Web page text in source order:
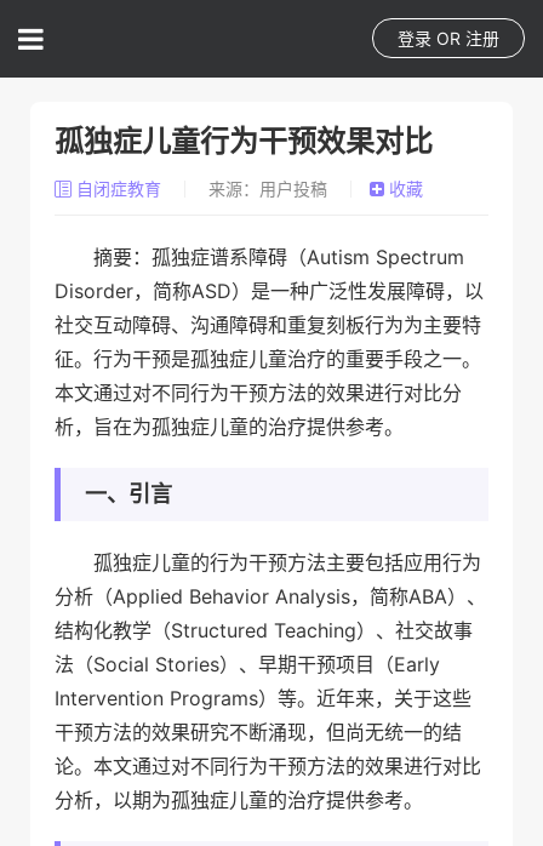
登录 OR 注册
孤独症儿童行为干预效果对比
自闭症教育 来源：用户投稿 收藏
摘要：孤独症谱系障碍（Autism Spectrum
Disorder，简称ASD）是一种广泛性发展障碍，以
社交互动障碍、沟通障碍和重复刻板行为为主要特
征。行为干预是孤独症儿童治疗的重要手段之一。
本文通过对不同行为干预方法的效果进行对比分
析，旨在为孤独症儿童的治疗提供参考。
一、引言
孤独症儿童的行为干预方法主要包括应用行为
分析（Applied Behavior Analysis，简称ABA）、
结构化教学（Structured Teaching）、社交故事
法（Social Stories）、早期干预项目（Early
Intervention Programs）等。近年来，关于这些
干预方法的效果研究不断涌现，但尚无统一的结
论。本文通过对不同行为干预方法的效果进行对比
分析，以期为孤独症儿童的治疗提供参考。